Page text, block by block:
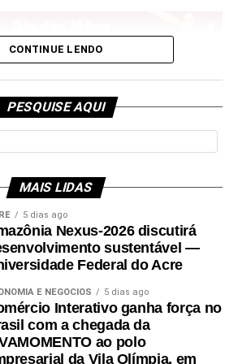
edições digitais e acervo de todos os
+ Digital Completo
no mês, além de todos os benefícios
(cada revista sai por menos de R$ 9)
CONTINUE LENDO
PESQUISE AQUI
MAIS LIDAS
5 dias ago
Nexus-2026 discutirá
sustentável —
Federal do Acre
E NEGÓCIOS 5 dias ago
Interativo ganha força no
com a chegada da
ao polo
da Vila Olímpia, em